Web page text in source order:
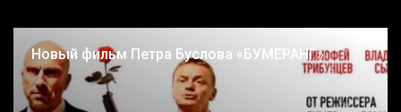
Новый фильм Петра Буслова «БУМЕРАНГ»